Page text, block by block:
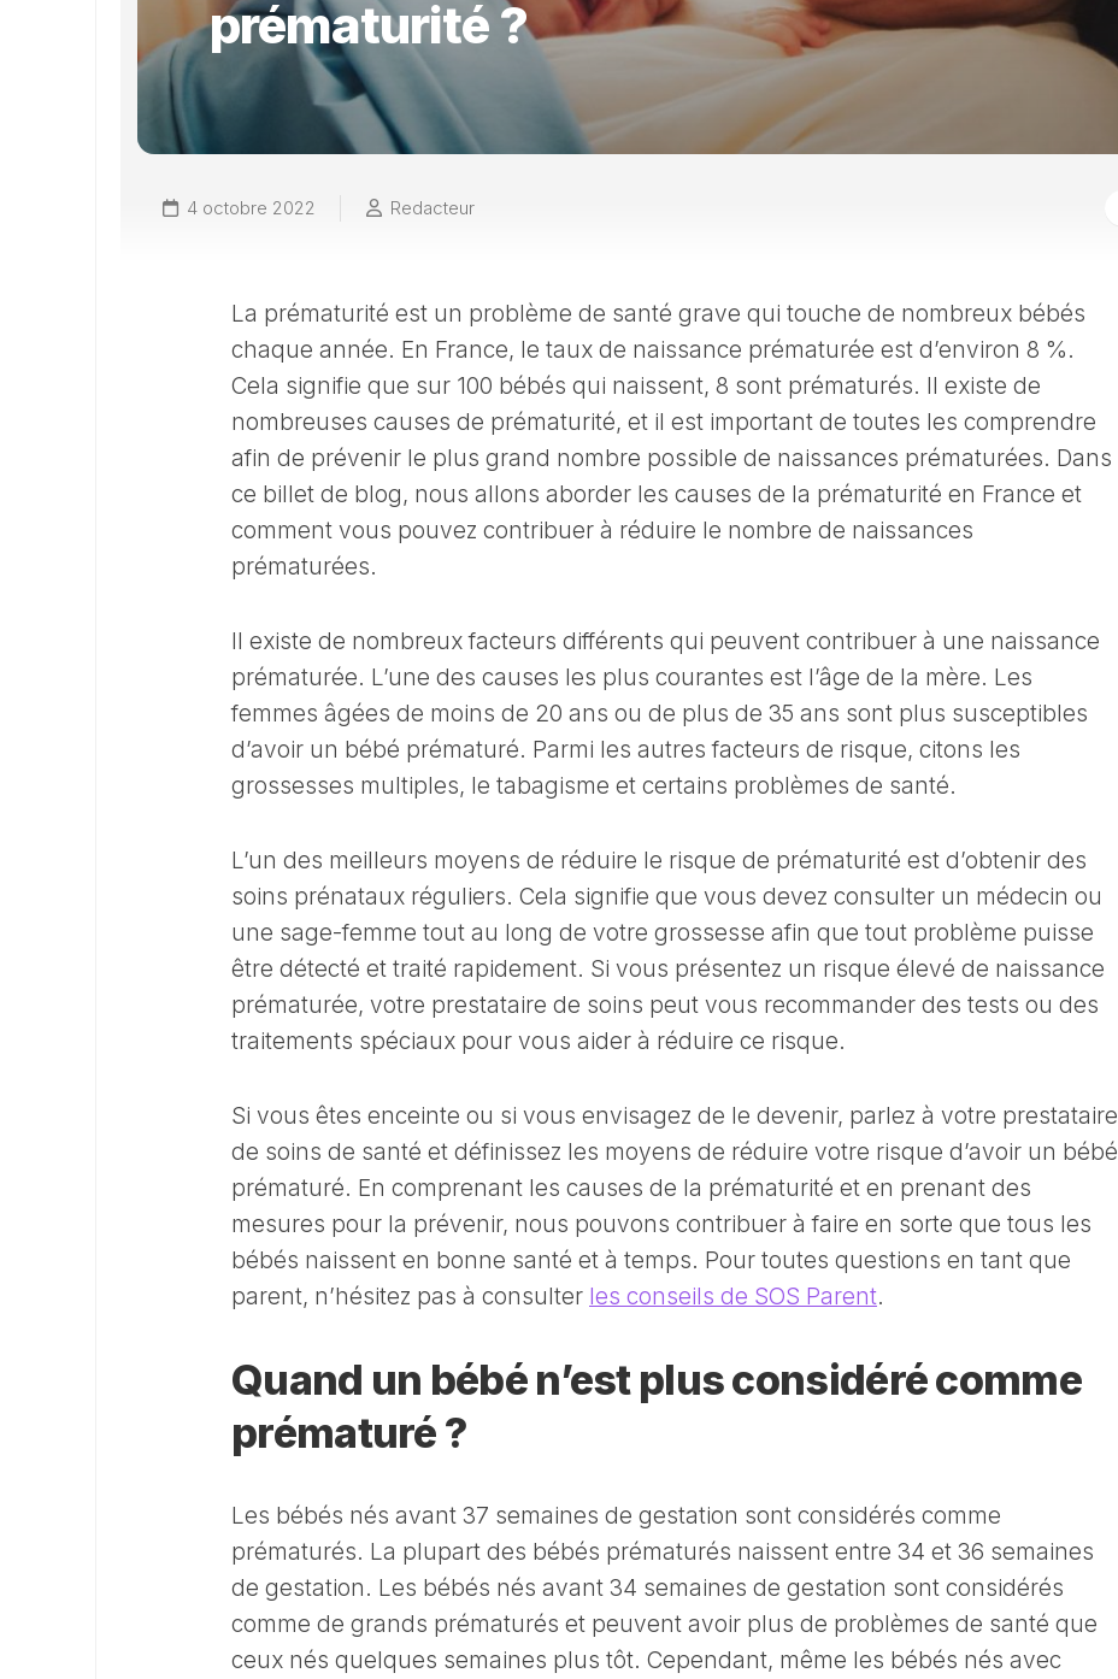
prématurité ?
4 octobre 2022 Redacteur
La prématurité est un problème de santé grave qui touche de nombreux bébés
chaque année. En France, le taux de naissance prématurée est d’environ 8 %.
Cela signifie que sur 100 bébés qui naissent, 8 sont prématurés. Il existe de
nombreuses causes de prématurité, et il est important de toutes les comprendre
afin de prévenir le plus grand nombre possible de naissances prématurées. Dans
ce billet de blog, nous allons aborder les causes de la prématurité en France et
comment vous pouvez contribuer à réduire le nombre de naissances
prématurées.
Il existe de nombreux facteurs différents qui peuvent contribuer à une naissance
prématurée. L’une des causes les plus courantes est l’âge de la mère. Les
femmes âgées de moins de 20 ans ou de plus de 35 ans sont plus susceptibles
d’avoir un bébé prématuré. Parmi les autres facteurs de risque, citons les
grossesses multiples, le tabagisme et certains problèmes de santé.
L’un des meilleurs moyens de réduire le risque de prématurité est d’obtenir des
soins prénataux réguliers. Cela signifie que vous devez consulter un médecin ou
une sage-femme tout au long de votre grossesse afin que tout problème puisse
être détecté et traité rapidement. Si vous présentez un risque élevé de naissance
prématurée, votre prestataire de soins peut vous recommander des tests ou des
traitements spéciaux pour vous aider à réduire ce risque.
Si vous êtes enceinte ou si vous envisagez de le devenir, parlez à votre prestataire
de soins de santé et définissez les moyens de réduire votre risque d’avoir un bébé
prématuré. En comprenant les causes de la prématurité et en prenant des
mesures pour la prévenir, nous pouvons contribuer à faire en sorte que tous les
bébés naissent en bonne santé et à temps. Pour toutes questions en tant que
parent, n’hésitez pas à consulter les conseils de SOS Parent.
Quand un bébé n’est plus considéré comme
prématuré ?
Les bébés nés avant 37 semaines de gestation sont considérés comme
prématurés. La plupart des bébés prématurés naissent entre 34 et 36 semaines
de gestation. Les bébés nés avant 34 semaines de gestation sont considérés
comme de grands prématurés et peuvent avoir plus de problèmes de santé que
ceux nés quelques semaines plus tôt. Cependant, même les bébés nés avec